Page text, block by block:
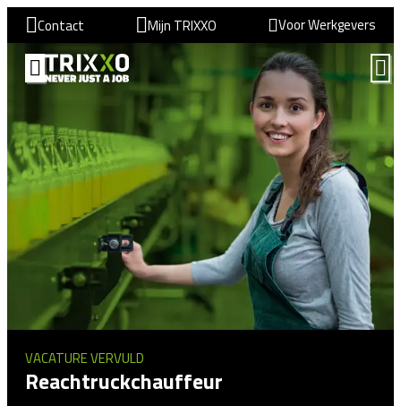
Contact Mijn TRIXXO Voor Werkgevers
VACATURE VERVULD
Reachtruckchauffeur